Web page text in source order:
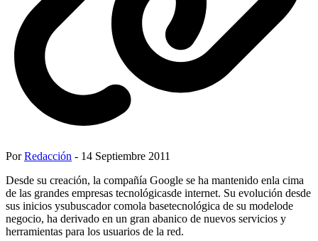
PorRedacción - 14 Septiembre 2011
Desde su creación, la compañía Google se ha mantenido enla cima
de las grandes empresas tecnológicasde internet. Su evolución desde
sus inicios ysubuscador comola basetecnológica de su modelode
negocio, ha derivado en un gran abanico de nuevos servicios y
herramientas para los usuarios de la red.